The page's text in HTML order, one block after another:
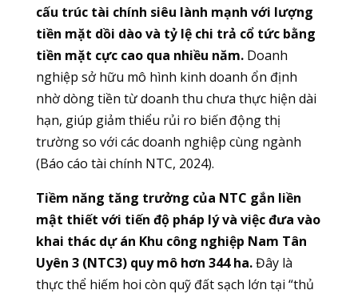
cấu trúc tài chính siêu lành mạnh với lượng
tiền mặt dồi dào và tỷ lệ chi trả cổ tức bằng
tiền mặt cực cao qua nhiều năm.Doanh
nghiệp sở hữu mô hình kinh doanh ổn định
nhờ dòng tiền từ doanh thu chưa thực hiện dài
hạn, giúp giảm thiểu rủi ro biến động thị
trường so với các doanh nghiệp cùng ngành
(Báo cáo tài chính NTC, 2024).
Tiềm năng tăng trưởng của NTC gắn liền
mật thiết với tiến độ pháp lý và việc đưa vào
khai thác dự án Khu công nghiệp Nam Tân
Uyên 3 (NTC3) quy mô hơn 344 ha.Đây là
thực thể hiếm hoi còn quỹ đất sạch lớn tại “thủ